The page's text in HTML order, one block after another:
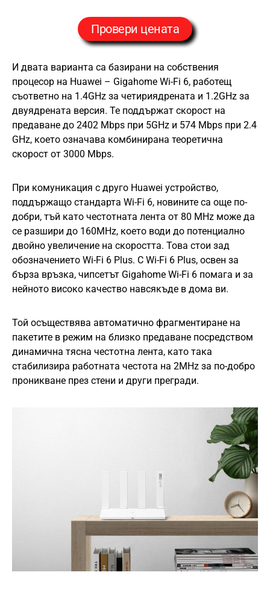
Провери цената
И двата варианта са базирани на собствения
процесор на Huawei – Gigahome Wi-Fi 6, работещ
съответно на 1.4GHz за четириядрената и 1.2GHz за
двуядрената версия. Те поддържат скорост на
предаване до 2402 Mbps при 5GHz и 574 Мbps при 2.4
GHz, което означава комбинирана теоретична
скорост от 3000 Mbps.
При комуникация с друго Huawei устройство,
поддържащо стандарта Wi-Fi 6, новините са още по-
добри, тъй като честотната лента от 80 MHz може да
се разшири до 160MHz, което води до потенциално
двойно увеличение на скоростта. Това стои зад
обозначението Wi-Fi 6 Plus. С Wi-Fi 6 Plus, oсвен за
бърза връзка, чипсетът Gigahome Wi-Fi 6 помага и за
нейното високо качество навсякъде в дома ви.
Той осъществява автоматично фрагментиране на
пакетите в режим на близко предаване посредством
динамична тясна честотна лента, като така
стабилизира работната честота на 2MHz за по-добро
проникване през стени и други прегради.